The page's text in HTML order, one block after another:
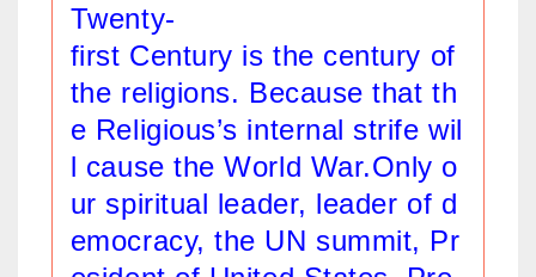
Twenty-
first Century is the century of
the religions. Because that th
e Religious’s internal strife wil
l cause the World War.Only o
ur spiritual leader, leader of d
emocracy, the UN summit, Pr